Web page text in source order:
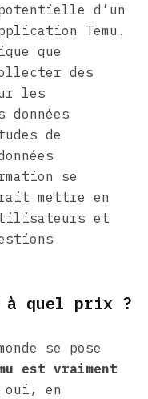
d’un
Temu.
que
des
les
de
se
mettre en
et
à quel prix ?
se pose
est vraiment
oui, en